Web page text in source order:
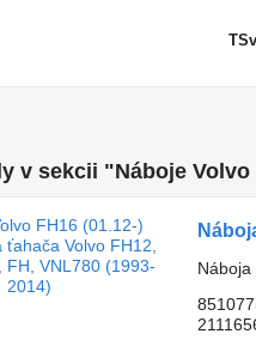
v sekcii "Náboje
Náboja